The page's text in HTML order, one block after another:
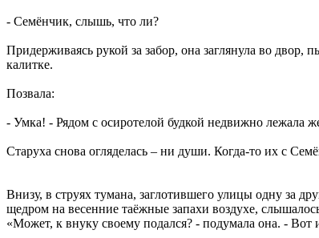
- Семёнчик, слышь, что ли?
Придерживаясь рукой за забор, она заглянула во
калитке.
Позвала:
- Умка! - Рядом с осиротелой будкой недвижно лежала
Старуха снова огляделась – ни души. Когда-то их с
Внизу, в струях тумана, заглотившего улицы одну за
щедром на весенние таёжные запахи воздухе,
«Может, к внуку своему подался? - подумала она. - Вот